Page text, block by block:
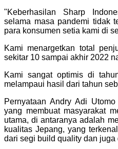
"Keberhasilan Sharp
selama masa pandemi tidak
para konsumen setia kami di
Kami menargetkan total
sekitar 10 sampai akhir 2022
Kami sangat optimis di
melampaui hasil dari tahun
Pernyataan Andry Adi
yang membuat masyarakat
utama, di antaranya adalah
kualitas Jepang, yang
dari segi build quality dan juga